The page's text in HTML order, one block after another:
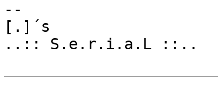
--
[.]´s
..:: S.e.r.i.a.L ::..